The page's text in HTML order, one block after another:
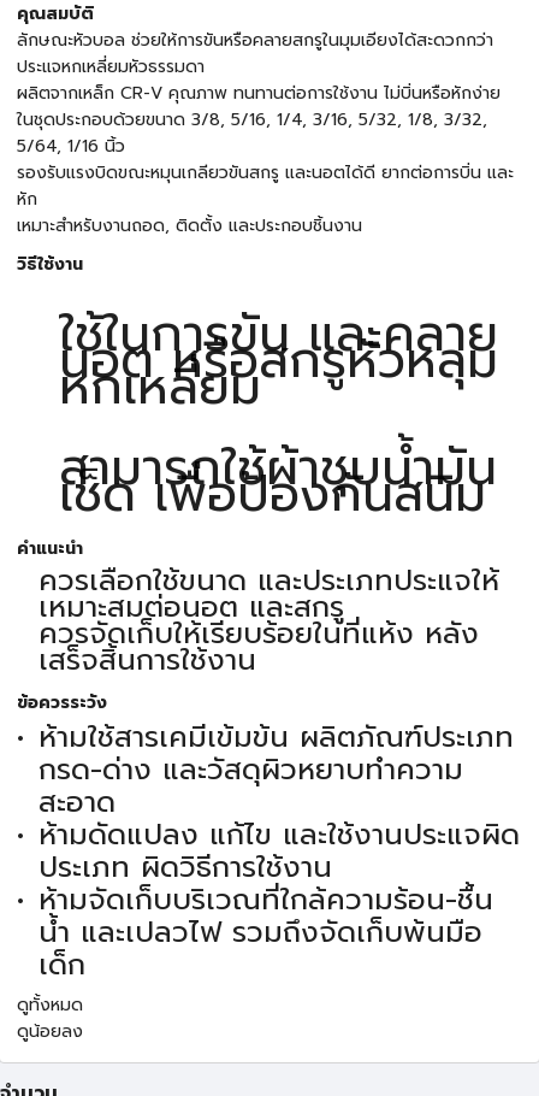
คุณสมบัติ
ลักษณะหัวบอล ช่วยให้การขันหรือคลายสกรูในมุมเอียงได้สะดวกกว่า
ประแจหกเหลี่ยมหัวธรรมดา
ผลิตจากเหล็ก CR-V คุณภาพ ทนทานต่อการใช้งาน ไม่บิ่นหรือหักง่าย
ในชุดประกอบด้วยขนาด 3/8, 5/16, 1/4, 3/16, 5/32, 1/8, 3/32,
5/64, 1/16 นิ้ว
รองรับแรงบิดขณะหมุนเกลียวขันสกรู และนอตได้ดี ยากต่อการบิ่น และ
หัก
เหมาะสำหรับงานถอด, ติดตั้ง และประกอบชิ้นงาน
วิธีใช้งาน
ใช้ในการขัน และคลาย
นอต หรือสกรูหัวหลุม
หกเหลี่ยม
สามารถใช้ผ้าชุบน้ำมัน
เช็ด เพื่อป้องกันสนิม
คำแนะนำ
ควรเลือกใช้ขนาด และประเภทประแจให้
เหมาะสมต่อนอต และสกรู
ควรจัดเก็บให้เรียบร้อยในที่แห้ง หลัง
เสร็จสิ้นการใช้งาน
ข้อควรระวัง
ห้ามใช้สารเคมีเข้มข้น ผลิตภัณฑ์ประเภท
กรด-ด่าง และวัสดุผิวหยาบทำความ
สะอาด
ห้ามดัดแปลง แก้ไข และใช้งานประแจผิด
ประเภท ผิดวิธีการใช้งาน
ห้ามจัดเก็บบริเวณที่ใกล้ความร้อน-ชื้น
น้ำ และเปลวไฟ รวมถึงจัดเก็บพ้นมือ
เด็ก
ดูทั้งหมด
ดูน้อยลง